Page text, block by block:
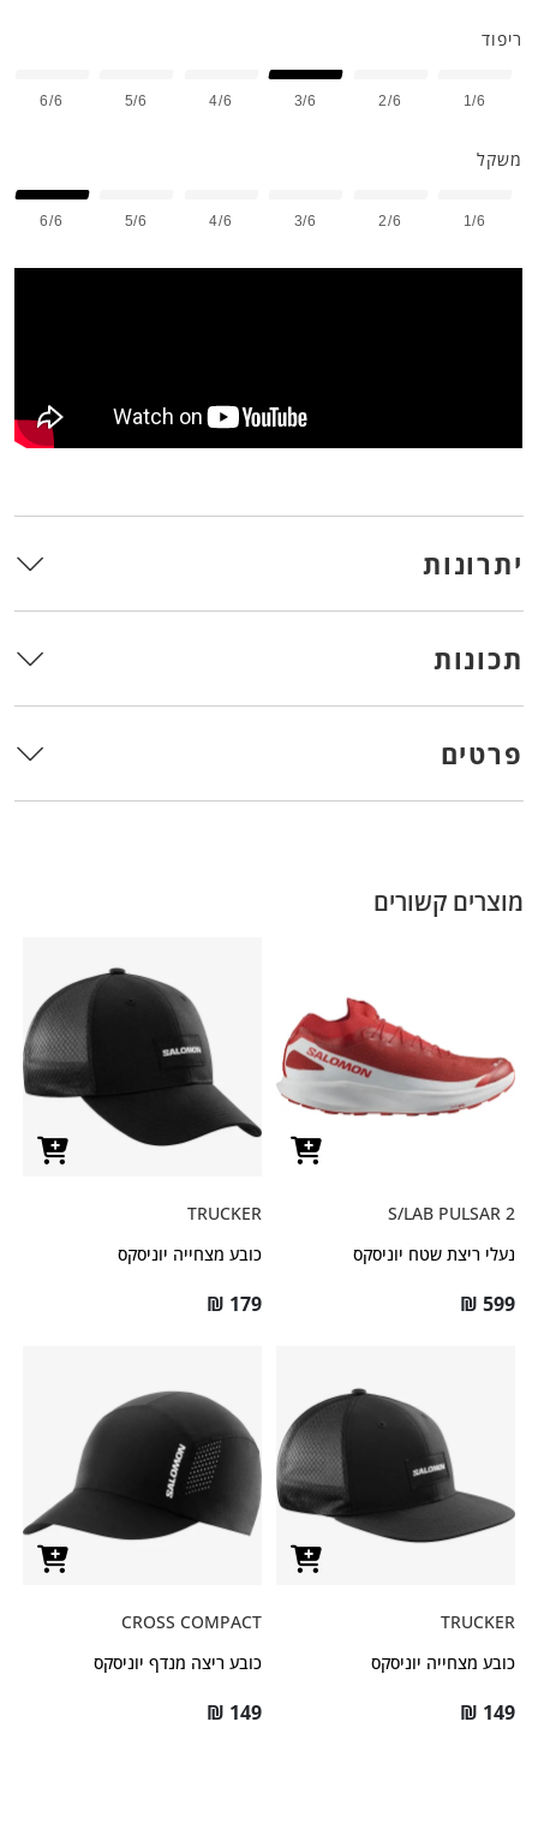
ריפוד
1/6
2/6
3/6
4/6
5/6
6/6
משקל
1/6
2/6
3/6
4/6
5/6
6/6
יתרונות
תכונות
פרטים
מוצרים קשורים
S/LAB PULSAR 2
נעלי ריצת שטח יוניסקס
₪ 599
TRUCKER
כובע מצחייה יוניסקס
₪ 179
TRUCKER
כובע מצחייה יוניסקס
₪ 149
CROSS COMPACT
כובע ריצה מנדף יוניסקס
₪ 149